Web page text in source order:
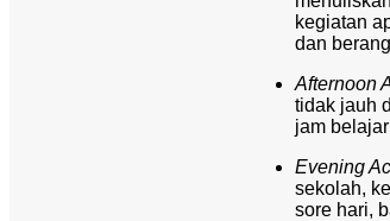
kegiatan
dan
Afternoon
tidak jauh
jam
Evening
sekolah,
sore hari,